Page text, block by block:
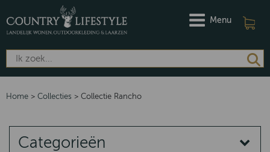
Menu
Home > Collecties > Collectie Rancho
Categorieën